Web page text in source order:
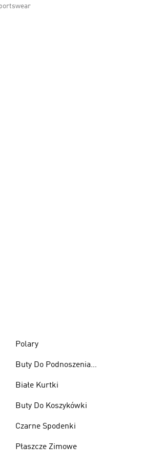
Polary
Buty Do Podnoszenia
Białe Kurtki
Buty Do Koszykówki
Czarne Spodenki
Płaszcze Zimowe